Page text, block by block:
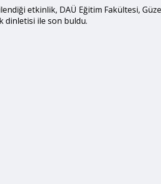
etkinlik, DAÜ Eğitim Fakültesi,
dinletisi ile son buldu.